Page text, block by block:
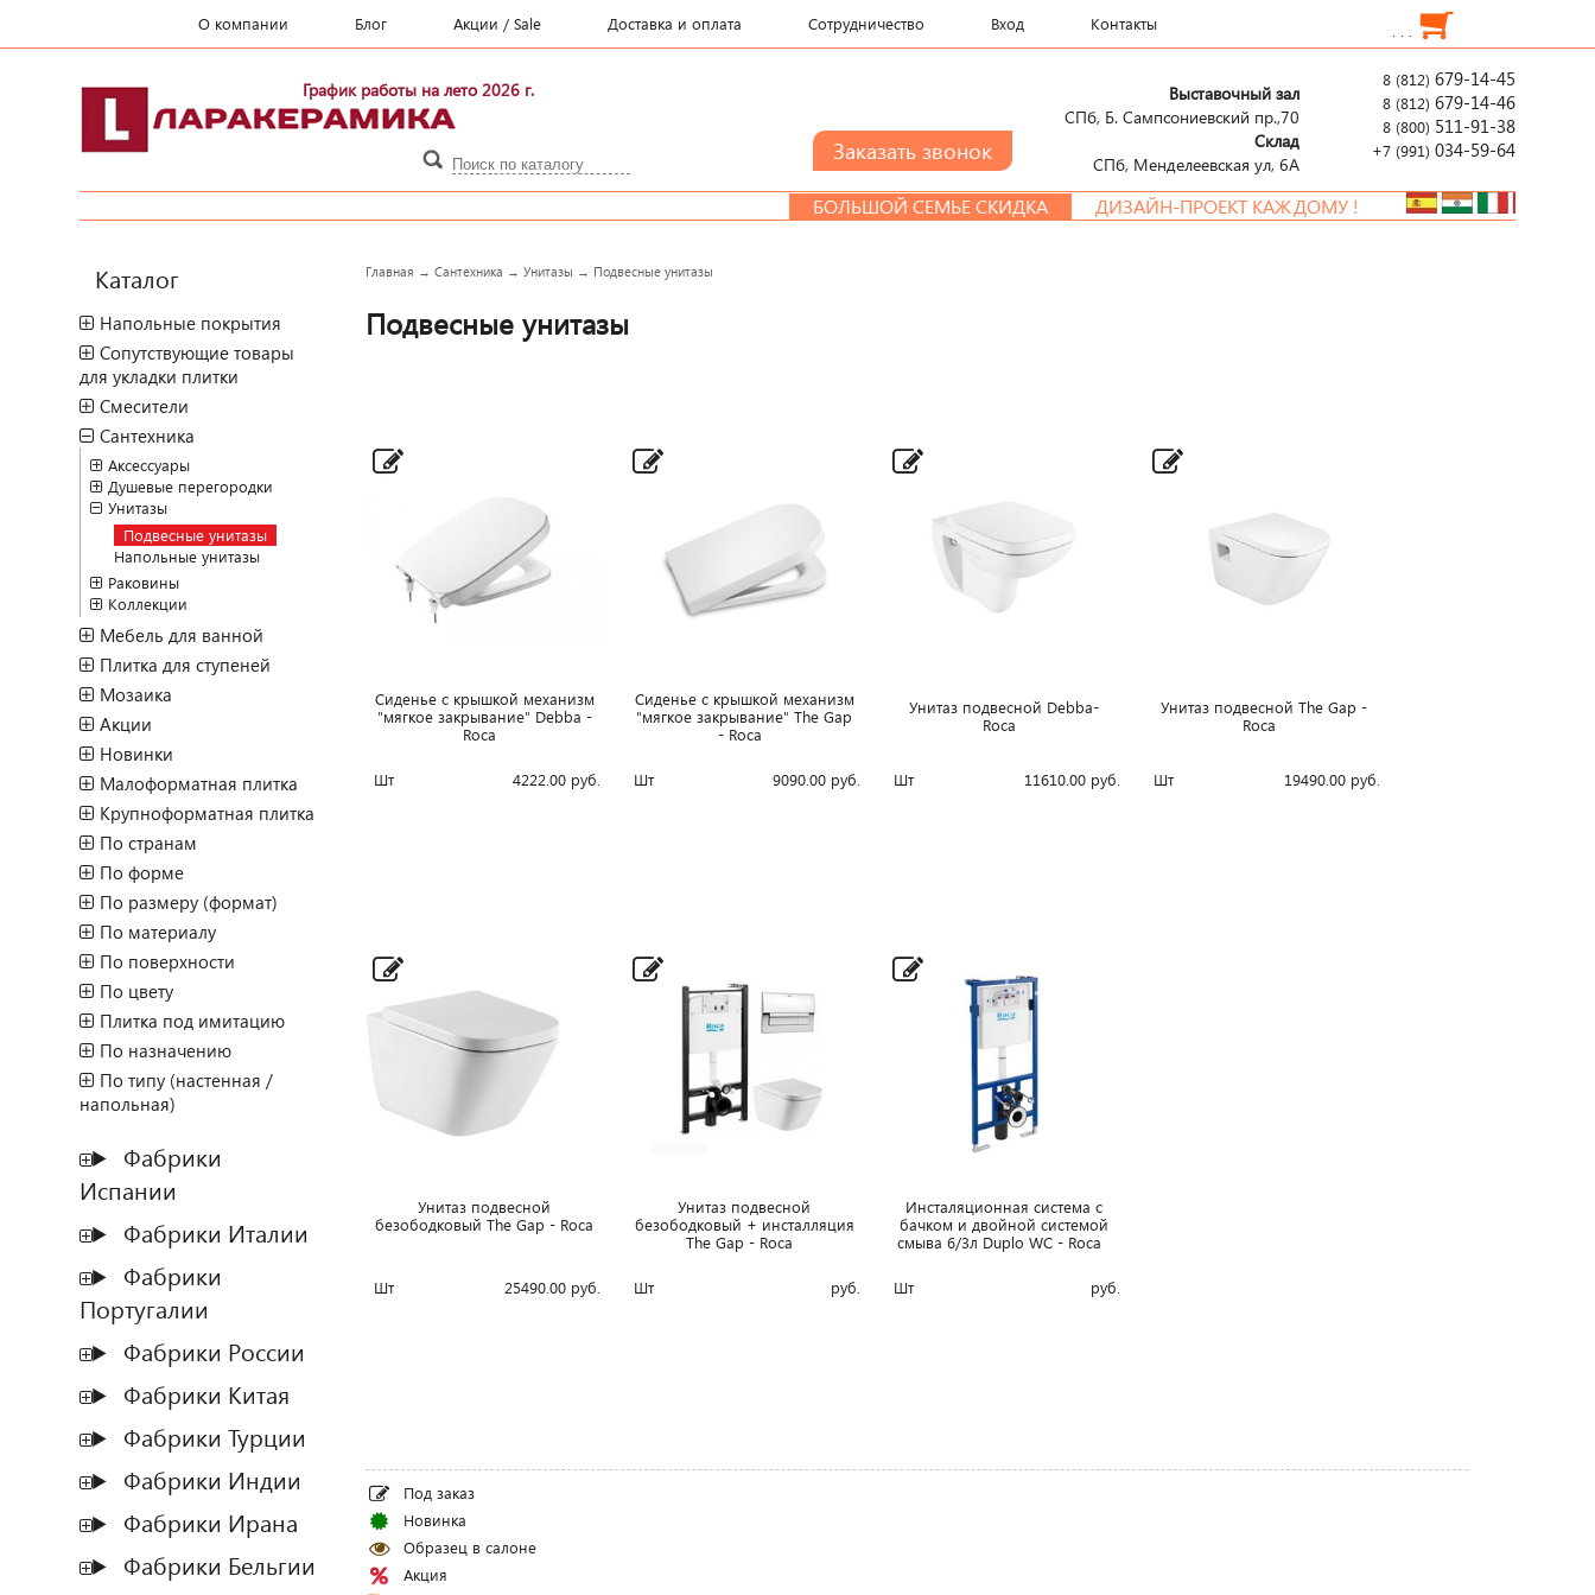
О компании Блог Акции / Sale Доставка и оплата Сотрудничество Вход Контакты . . .
График работы на лето 2026 г. 8 (812) 679-14-45
8 (812) 679-14-46
8 (800) 511-91-38
+7 (991) 034-59-64
Выставочный зал
СПб, Б. Сампсониевский пр.,70
Склад
СПб, Менделеевcкая ул, 6А
БОЛЬШОЙ СЕМЬЕ СКИДКА ДИЗАЙН-ПРОЕКТ КАЖДОМУ !
Каталог
Напольные покрытия
Сопутствующие товары
для укладки плитки
Смесители
Сантехника
Аксессуары
Душевые перегородки
Унитазы
Подвесные унитазы
Напольные унитазы
Раковины
Коллекции
Мебель для ванной
Плитка для ступеней
Мозаика
Акции
Новинки
Малоформатная плитка
Крупноформатная плитка
По странам
По форме
По размеру (формат)
По материалу
По поверхности
По цвету
Плитка под имитацию
По назначению
По типу (настенная /
напольная)
Фабрики
Испании
Фабрики Италии
Фабрики
Португалии
Фабрики России
Фабрики Китая
Фабрики Турции
Фабрики Индии
Фабрики Ирана
Фабрики Бельгии
Главная →Сантехника →Унитазы → Подвесные унитазы
Подвесные унитазы
Сиденье с крышкой механизм
"мягкое закрывание" Debba -
Roca
Шт 4222.00 руб.
Сиденье с крышкой механизм
"мягкое закрывание" The Gap
- Roca
Шт 9090.00 руб.
Унитаз подвесной Debba-
Roca
Шт 11610.00 руб.
Унитаз подвесной The Gap -
Roca
Шт 19490.00 руб.
Унитаз подвесной
безободковый The Gap - Roca
Шт 25490.00 руб.
Унитаз подвесной
безободковый + инcталляция
The Gap - Roca
Шт руб.
Инсталяционная система с
бачком и двойной системой
смыва 6/3л Duplo WC - Roca
Шт руб.
Под заказ
Новинка
Образец в салоне
Акция